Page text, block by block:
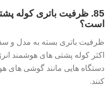
85. ظرفیت باتری کوله
است؟
ظرفیت باتری بسته به مدل و
اکثر کوله پشتی های هوشمند
دستگاه هایی مانند گوشی های
کنند.